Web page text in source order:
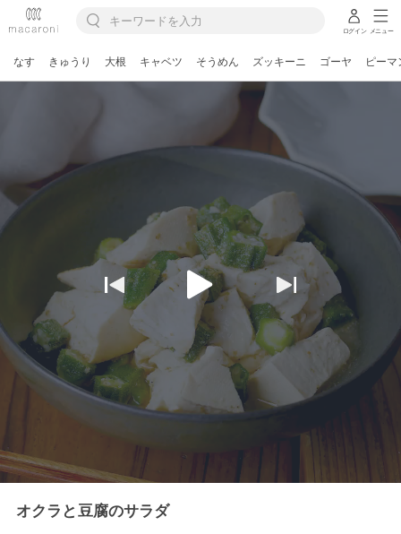
ログイン メニュー
なす きゅうり 大根 キャベツ そうめん ズッキーニ ゴーヤ ピーマ
オクラと豆腐のサラダ